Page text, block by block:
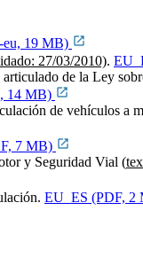
eu, 19 MB)
27/03/2010).
de la Ley
14 MB)
de vehículos a
7 MB)
y Seguridad Vial (
EU_ES (PDF, 2